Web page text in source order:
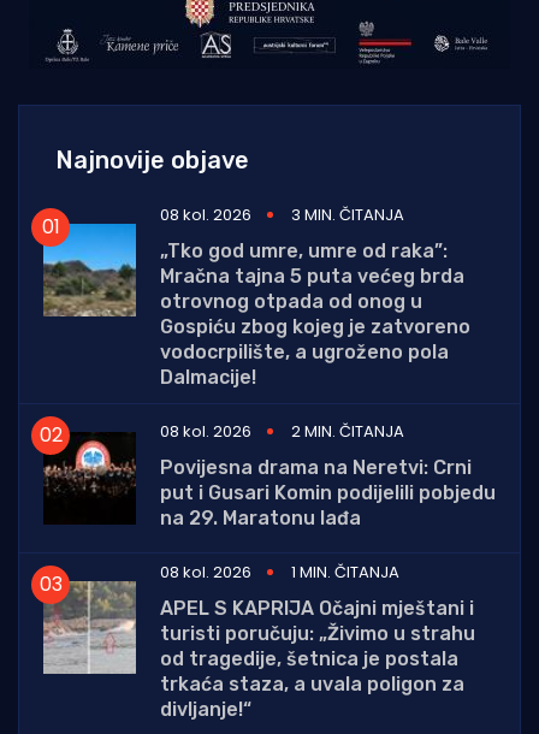
Najnovije objave
08 kol. 2026
3 MIN. ČITANJA
„Tko god umre, umre od raka”:
Mračna tajna 5 puta većeg brda
otrovnog otpada od onog u
Gospiću zbog kojeg je zatvoreno
vodocrpilište, a ugroženo pola
Dalmacije!
08 kol. 2026
2 MIN. ČITANJA
Povijesna drama na Neretvi: Crni
put i Gusari Komin podijelili pobjedu
na 29. Maratonu lađa
08 kol. 2026
1 MIN. ČITANJA
APEL S KAPRIJA Očajni mještani i
turisti poručuju: „Živimo u strahu
od tragedije, šetnica je postala
trkaća staza, a uvala poligon za
divljanje!“